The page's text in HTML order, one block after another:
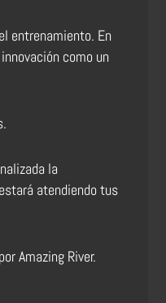
entrenamiento. En
como un
la
atendiendo tus
Amazing River.